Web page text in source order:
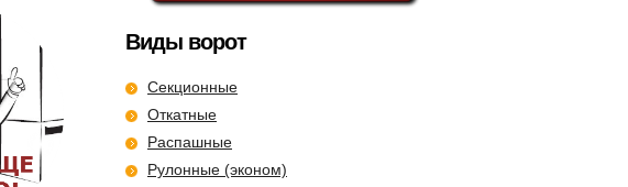
Виды ворот
Секционные
Откатные
Распашные
Рулонные (эконом)